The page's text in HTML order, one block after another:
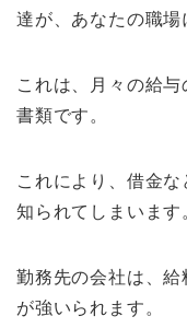
達が、あなたの職場
これは、月々の給
書類です。
これにより、借金
知られてしまいます
勤務先の会社は、
が強いられます。